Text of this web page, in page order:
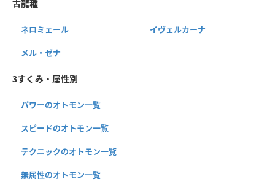
古龍種
ネロミェール イヴェルカーナ
メル・ゼナ
3すくみ・属性別
パワーのオトモン一覧
スピードのオトモン一覧
テクニックのオトモン一覧
無属性のオトモン一覧